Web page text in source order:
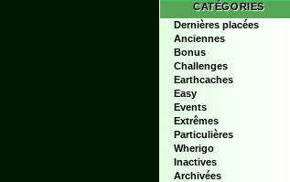
CATÉGORIES
Dernières placées
Anciennes
Bonus
Challenges
Earthcaches
Easy
Events
Extrêmes
Particulières
Wherigo
Inactives
Archivées